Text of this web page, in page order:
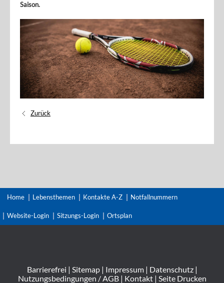
Saison.
Zurück
Home Lebensthemen Kontakte A-Z Notfallnummern
Website-Login Sitzungs-Login Ortsplan
Barrierefrei | Sitemap| Impressum| Datenschutz|
Nutzungsbedingungen / AGB| Kontakt| Seite Drucken